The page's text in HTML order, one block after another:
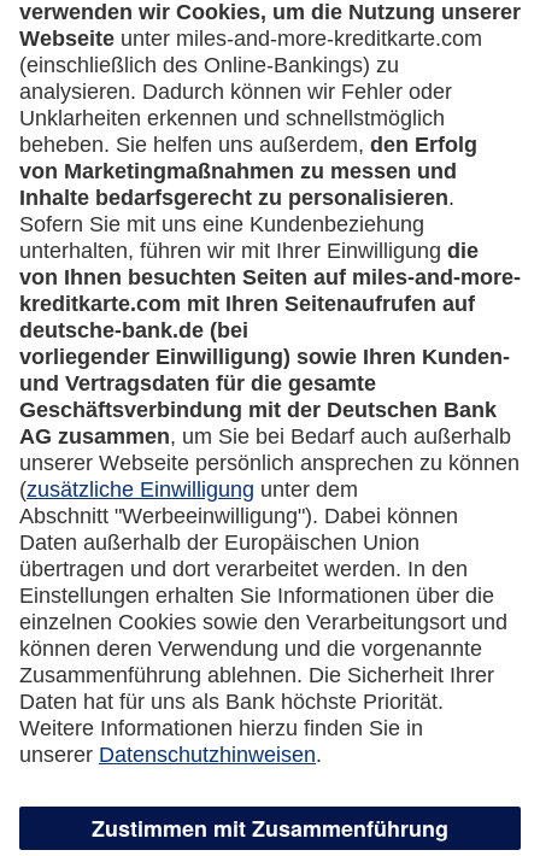
Häufige Fragen
Downloadcenter
Kontakt
Mehr
Kreditkarten-Banking
miles-and-more.com
lufthansa.com
Rechtliches
Impressum
Datenschutz
Cookie Einstellungen
Vertrag widerrufen